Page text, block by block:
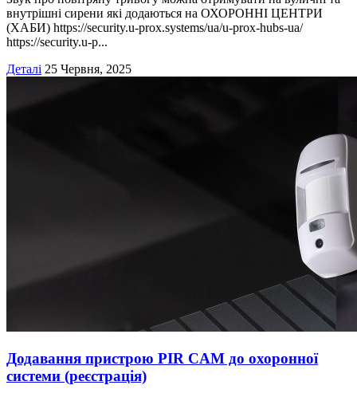
внутрішні сирени які додаються на ОХОРОННІ ЦЕНТРИ
(ХАБИ) https://security.u-prox.systems/ua/u-prox-hubs-ua/
https://security.u-p...
Деталі 25 Червня, 2025
Додавання пристрою PIR CAM до охоронної
системи (реєстрація)